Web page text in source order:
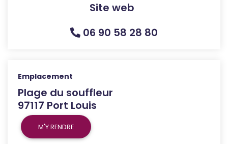
Site web
06 90 58 28 80
Emplacement
Plage du souffleur
97117 Port Louis
M'Y RENDRE